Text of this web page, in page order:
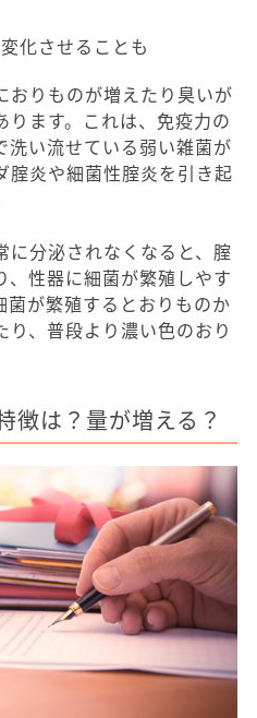
化させることも
おりものが増えたり臭いが
ます。これは、免疫力の
洗い流せている弱い雑菌が
腟炎や細菌性腟炎を引き起
に分泌されなくなると、腟
、性器に細菌が繁殖しやす
菌が繁殖するとおりものか
り、普段より濃い色のおり
徴は？量が増える？